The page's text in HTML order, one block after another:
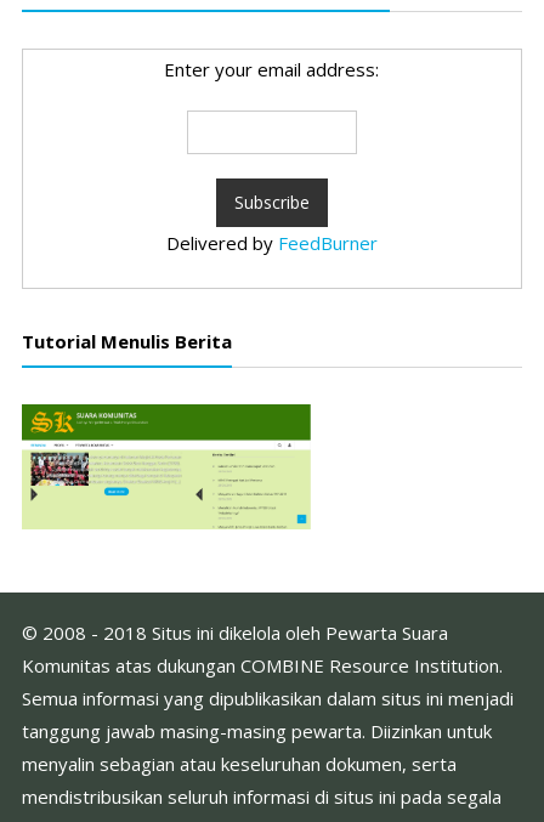
Enter your email address:
Delivered by FeedBurner
Tutorial Menulis Berita
© 2008 - 2018 Situs ini dikelola oleh Pewarta Suara
Komunitas atas dukungan COMBINE Resource Institution.
Semua informasi yang dipublikasikan dalam situs ini menjadi
tanggung jawab masing-masing pewarta. Diizinkan untuk
menyalin sebagian atau keseluruhan dokumen, serta
mendistribusikan seluruh informasi di situs ini pada segala